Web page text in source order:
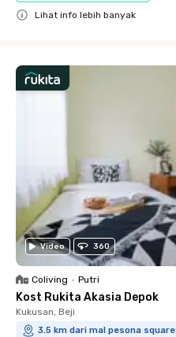
Lihat info lebih banyak
Video 360
Coliving • Putri
Kost Rukita Akasia Depok
Kukusan, Beji
3.5 km dari mal pesona square